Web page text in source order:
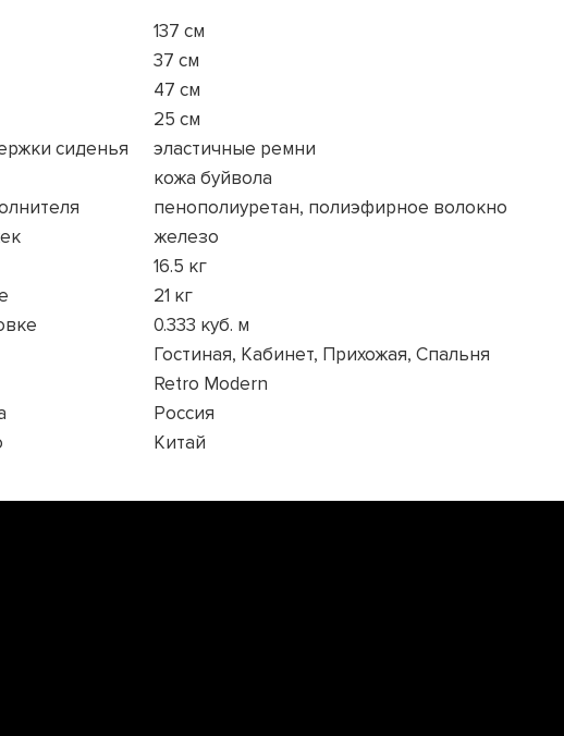
137 см
37 см
47 см
25 см
сиденья
эластичные ремни
кожа буйвола
пенополиуретан, полиэфирное волокно
железо
16.5 кг
21 кг
0.333 куб. м
Гостиная, Кабинет, Прихожая, Спальня
Retro Modern
Россия
Китай